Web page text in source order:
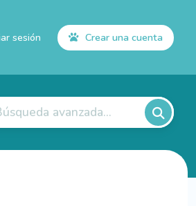
sesión Crear una cuenta
avanzada...